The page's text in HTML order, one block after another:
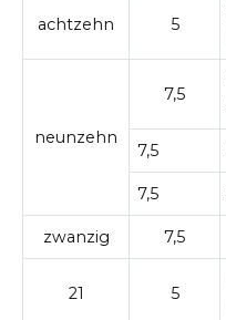
achtzehn 5
neunzehn
7,5
7,5
7,5
zwanzig 7,5
21 5